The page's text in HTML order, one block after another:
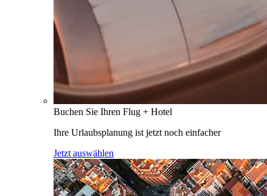
Buchen Sie Ihren Flug + Hotel
Ihre Urlaubsplanung ist jetzt noch einfacher
Jetzt auswählen